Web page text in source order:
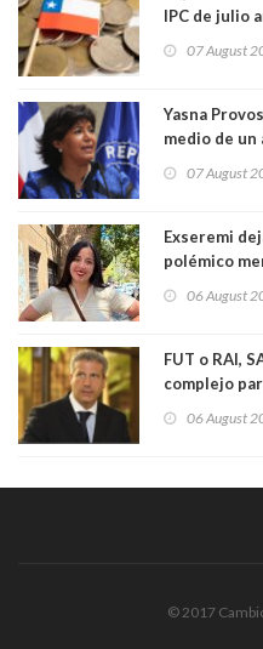
IPC de julio
07 August
Yasna
medio de
07 August
Exseremi
polémico
06 August
FUT o RAI,
complejo
06 August
© 2017